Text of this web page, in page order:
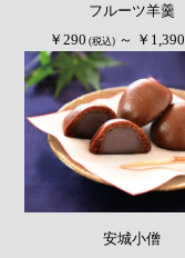
フルーツ羊羹
￥290 (税込) ～ ￥1,390
安城小僧